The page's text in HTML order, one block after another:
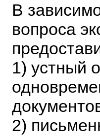
В
вопроса
1) устный
2)